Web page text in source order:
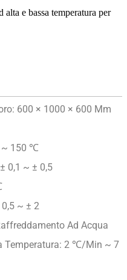
600 × 1000 × 600 Mm
~ 150 ℃
0,1 ~ ± 0,5
~ ± 2
Ad Acqua
Temperatura: 2 ℃/min ~ 7